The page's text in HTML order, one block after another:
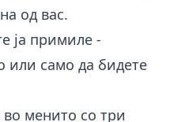
од вас.
ја примиле -
или само да бидете
во менито со три